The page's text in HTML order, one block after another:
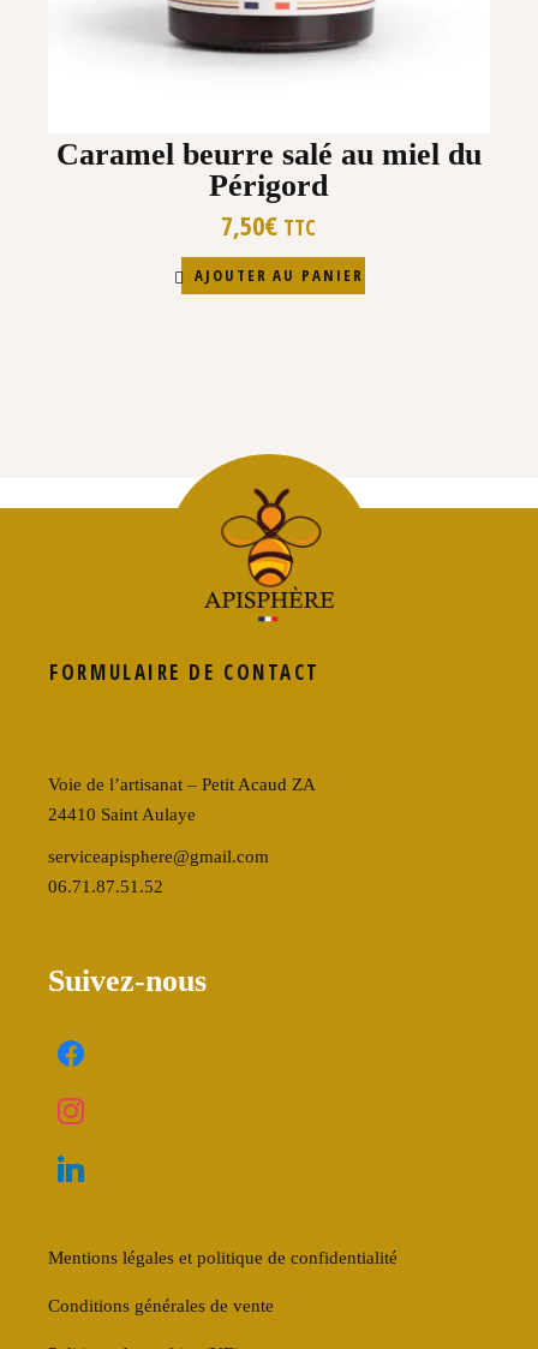
Caramel beurre salé au miel du
Périgord
7,50€ TTC
AJOUTER AU PANIER
FORMULAIRE DE CONTACT
Voie de l’artisanat – Petit Acaud ZA
24410 Saint Aulaye
serviceapisphere@gmail.com
06.71.87.51.52
Suivez-nous
Mentions légales et politique de confidentialité
Conditions générales de vente